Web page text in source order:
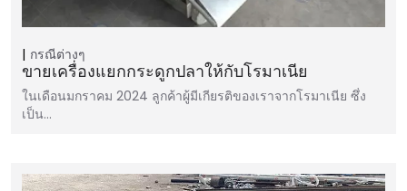
กรณีต่างๆ
ขายเครื่องแยกกระดูกปลาให้กับโรมาเนีย
ในเดือนมกราคม 2024 ลูกค้าผู้มีเกียรติของเราจากโรมาเนีย ซึ่ง
เป็น…